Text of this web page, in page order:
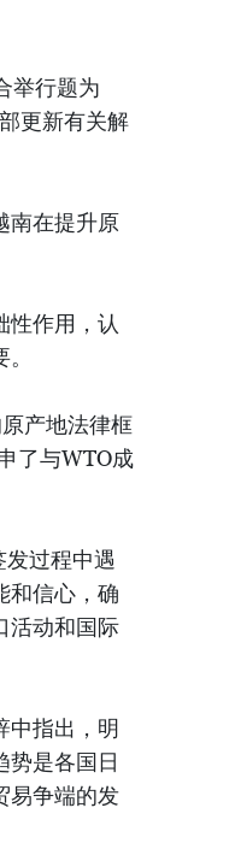
举行题为
更新有关解
南在提升原
性作用，认
产地法律框
了与WTO成
过程中遇
和信心，确
活动和国际
中指出，明
势是各国日
易争端的发